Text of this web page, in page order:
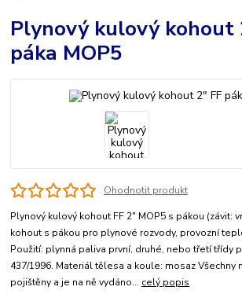
Plynový kulový kohout
páka MOP5
Ohodnotit produkt
Plynový kulový kohout FF 2" MOP5 s pákou (závit:
kohout s pákou pro plynové rozvody, provozní
Použití: plynná paliva první, druhé, nebo třetí třídy
437/1996. Materiál tělesa a koule: mosaz Všechny
pojištěny a je na ně vydáno... celý popis